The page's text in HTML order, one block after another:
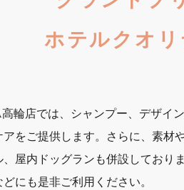
ホテルクオリ
高輪店では、シャンプー、デザイ
アをご提供します。さらに、素材
、屋内ドッグランも併設してお
にも是非ご利用ください。